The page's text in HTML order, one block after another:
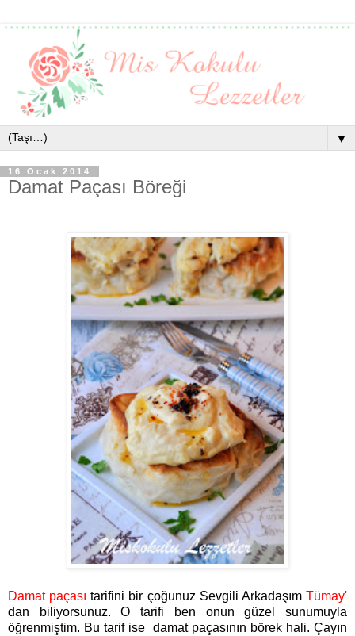
▼
16 Ocak 2014
Damat Paçası Böreği
Damat paçası tarifini bir çoğunuz Sevgili ArkadaşımTümay'
dan biliyorsunuz. O tarifi ben onun güzel sunumuyla
öğrenmiştim. Bu tarif ise damat paçasının börek hali. Çayın